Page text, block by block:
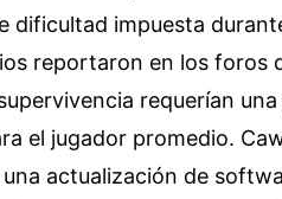
dificultad impuesta
reportaron en los foros
requerían
el jugador promedio.
actualización de